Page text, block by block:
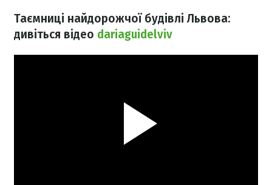
Таємниці найдорожчої будівлі Львова:
дивіться відео dariaguidelviv